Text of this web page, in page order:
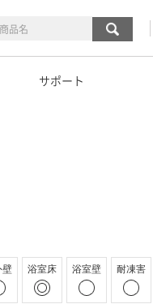
マイページ
カート
サポート
壁 浴室床 浴室壁 耐凍害